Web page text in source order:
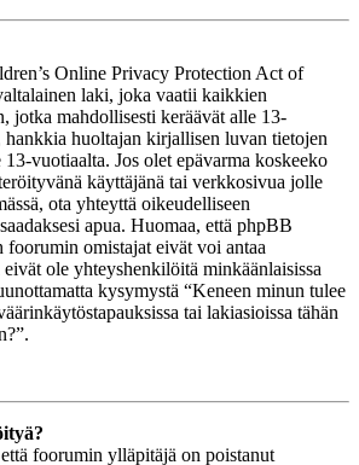
Online Privacy Protection Act of
laki, joka vaatii kaikkien
jotka mahdollisesti keräävät alle 13-
huoltajan kirjallisen luvan tietojen
13-vuotiaalta. Jos olet epävarma koskeeko
käyttäjänä tai verkkosivua jolle
ota yhteyttä oikeudelliseen
apua. Huomaa, että phpBB
foorumin omistajat eivät voi antaa
ole yhteyshenkilöitä minkäänlaisissa
kysymystä “Keneen minun tulee
tai lakiasioissa tähän
foorumin ylläpitäjä on poistanut